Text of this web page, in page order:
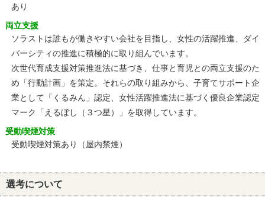
あり
両立支援
ソラストは誰もが働きやすい会社を目指し、女性の活躍推進、ダイ
バーシティの推進に積極的に取り組んでいます。
次世代育成支援対策推進法に基づき、仕事と育児との両立支援のた
め「行動計画」を策定。それらの取り組みから、子育てサポート企
業として「くるみん」認定、女性活躍推進法に基づく優良企業認定
マーク「えるぼし（３つ星）」を取得しています。
受動喫煙対策
受動喫煙対策あり（屋内禁煙）
選考について